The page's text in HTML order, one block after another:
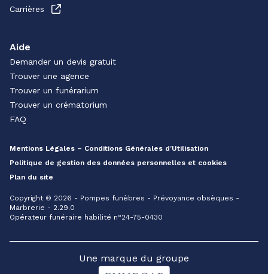
Carrières
Aide
Demander un devis gratuit
Trouver une agence
Trouver un funérarium
Trouver un crématorium
FAQ
Mentions Légales – Conditions Générales d’Utilisation
Politique de gestion des données personnelles et cookies
Plan du site
Copyright © 2026 - Pompes funèbres - Prévoyance obsèques -
Marbrerie - 2.29.0
Opérateur funéraire habilité n°24-75-0430
Une marque du groupe